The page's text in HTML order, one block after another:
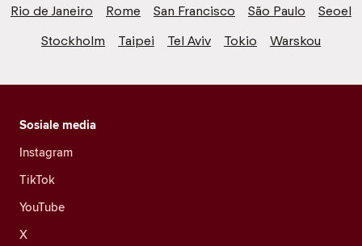
Rio de Janeiro
Rome San Francisco São Paulo
Seoel
Stockholm
Taipei Tel Aviv Tokio Warskou
Sosiale media
Instagram
TikTok
YouTube
X